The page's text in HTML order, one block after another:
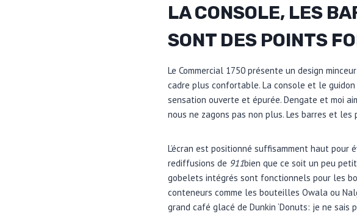
LA CONSOLE, LES
SONT DES POINTS
Le Commercial 1750 présente un design
cadre plus confortable. La console et le
sensation ouverte et épurée. Dengate et moi
nous ne zagons pas non plus. Les barres et
L’écran est positionné suffisamment haut
rediffusions de 911bien que ce soit un peu
gobelets intégrés sont fonctionnels pour les
conteneurs comme les bouteilles Owala ou
grand café glacé de Dunkin ‘Donuts: je ne